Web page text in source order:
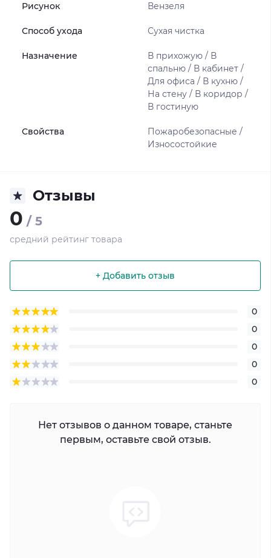
Рисунок Вензеля
Способ ухода Сухая чистка
Назначение
В прихожую / В
спальню / В кабинет /
Для офиса / В кухню /
На стену / В коридор /
В гостиную
Свойства
Пожаробезопасные /
Износостойкие
Отзывы
0 / 5
средний рейтинг товара
+ Добавить отзыв
0
0
0
0
0
Нет отзывов о данном товаре, станьте
первым, оставьте свой отзыв.